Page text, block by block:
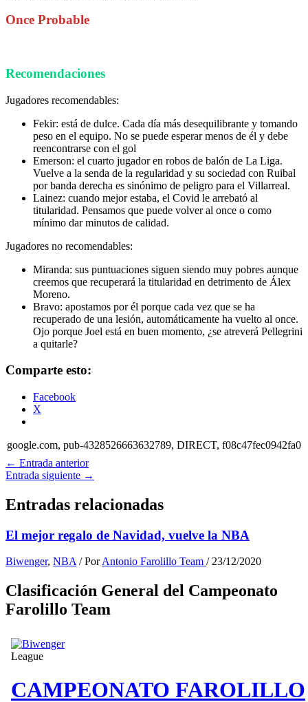
Once Probable
Recomendaciones
Jugadores recomendables:
Fekir: está de dulce. Cada día más desequilibrante y tomando
peso en el equipo. No se puede esperar menos de él y debe
reencontrarse con el gol
Emerson: el cuarto jugador en robos de balón de La Liga.
Vuelve a la senda de la regularidad y su sociedad con Ruibal
por banda derecha es sinónimo de peligro para el Villarreal.
Lainez: cuando mejor estaba, el Covid le arrebató al
titularidad. Pensamos que puede volver al once o como
mínimo dar minutos de calidad.
Jugadores no recomendables:
Miranda: sus puntuaciones siguen siendo muy pobres aunque
creemos que recuperará la titularidad en detrimento de Álex
Moreno.
Bravo: apostamos por él porque cada vez que se ha
recuperado de una lesión, automáticamente ha vuelto al once.
Ojo porque Joel está en buen momento, ¿se atreverá Pellegrini
a quitarle?
Comparte esto:
Facebook
X
google.com, pub-4328526663632789, DIRECT, f08c47fec0942fa0
← Entrada anterior
Entrada siguiente →
Entradas relacionadas
El mejor regalo de Navidad, vuelve la NBA
Biwenger, NBA/ PorAntonio Farolillo Team /23/12/2020
Clasificación General del Campeonato
Farolillo Team